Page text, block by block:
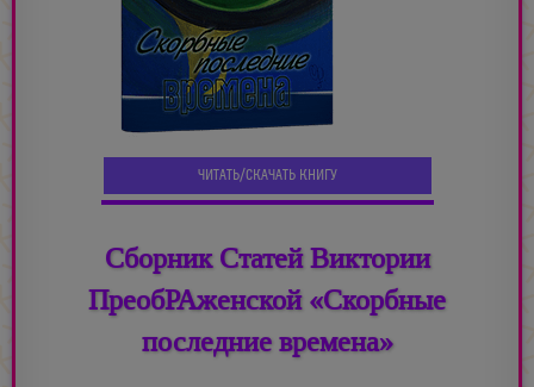
ЧИТАТЬ/СКАЧАТЬ КНИГУ
Сборник Статей Виктории
ПреобРАженской «Скорбные
последние времена»